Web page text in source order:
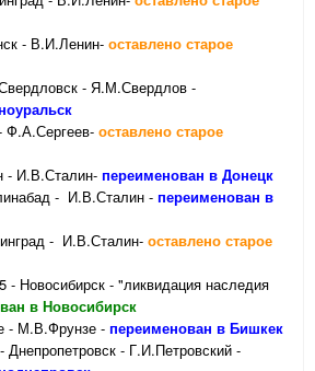
- В.И.Ленин- оставлено старое
- Я.М.Свердлов -
Ф.А.Сергеев- оставлено старое
- И.В.Сталин- переименован в Донецк
- И.В.Сталин - переименован в
- И.В.Сталин- оставлено старое
- Новосибирск - "ликвидация наследия
в Новосибирск
- М.В.Фрунзе - переименован в Бишкек
Днепропетровск - Г.И.Петровский -